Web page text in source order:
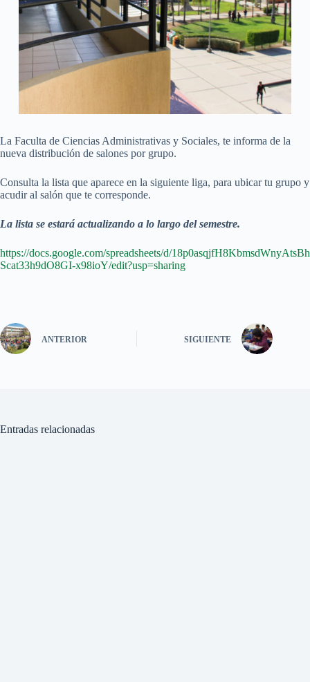
La Faculta de Ciencias Administrativas y Sociales, te informa de la
nueva distribución de salones por grupo.
Consulta la lista que aparece en la siguiente liga, para ubicar tu grupo y
acudir al salón que te corresponde.
La lista se estará actualizando a lo largo del semestre.
https://docs.google.com/spreadsheets/d/18p0asqjfH8KbmsdWnyAtsBh
Scat33h9dO8GI-x98ioY/edit?usp=sharing
ANTERIOR SIGUIENTE
Entradas relacionadas